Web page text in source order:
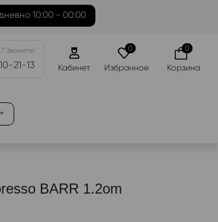
10:00 - 00:00
Звоните!
21-13 Кабинет
0
Избранное
0
Корзина
BARR 1.2om